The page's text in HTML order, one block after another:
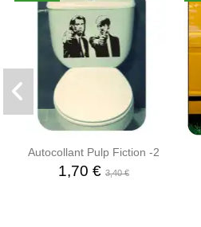
Autocollant Pulp Fiction -2
1,70 € 3,40 €